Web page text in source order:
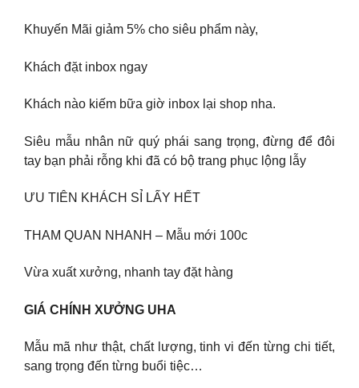
Khuyến Mãi giảm 5% cho siêu phẩm này,
Khách đặt inbox ngay
Khách nào kiếm bữa giờ inbox lại shop nha.
Siêu mẫu nhân nữ quý phái sang trọng, đừng để đôi
tay bạn phải rỗng khi đã có bộ trang phục lộng lẫy
ƯU TIÊN KHÁCH SỈ LẤY HẾT
THAM QUAN NHANH – Mẫu mới 100c
Vừa xuất xưởng, nhanh tay đặt hàng
GIÁ CHÍNH XƯỞNG UHA
Mẫu mã như thật, chất lượng, tinh vi đến từng chi tiết,
sang trọng đến từng buổi tiệc…